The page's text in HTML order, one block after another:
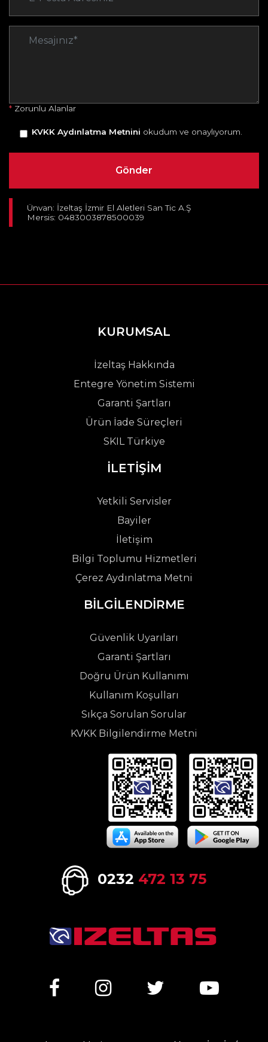
* Zorunlu Alanlar
KVKK Aydınlatma Metnini okudum ve onaylıyorum.
Ünvan: İzeltaş İzmir El Aletleri San Tic A.Ş
Mersis: 0483003878500039
KURUMSAL
İzeltaş Hakkında
Entegre Yönetim Sistemi
Garanti Şartları
Ürün İade Süreçleri
SKIL Türkiye
İLETİŞİM
Yetkili Servisler
Bayiler
İletişim
Bilgi Toplumu Hizmetleri
Çerez Aydınlatma Metni
BİLGİLENDİRME
Güvenlik Uyarıları
Garanti Şartları
Doğru Ürün Kullanımı
Kullanım Koşulları
Sıkça Sorulan Sorular
KVKK Bilgilendirme Metni
0232 472 13 75